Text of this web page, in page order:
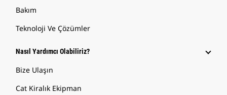
Bakım
Teknoloji Ve Çözümler
Nasıl Yardımcı Olabiliriz?
Bize Ulaşın
Cat Kiralık Ekipman